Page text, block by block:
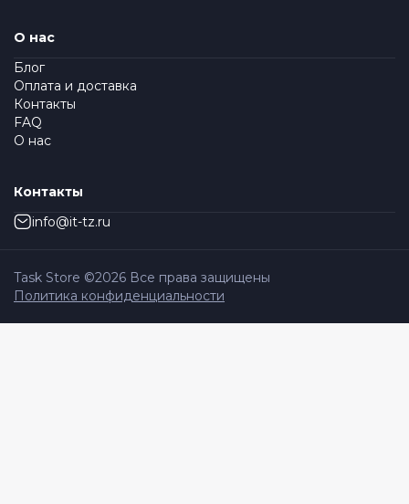
О нас
Блог
Оплата и доставка
Контакты
FAQ
О нас
Контакты
info@it-tz.ru
Task Store ©2026 Все права защищены
Политика конфиденциальности